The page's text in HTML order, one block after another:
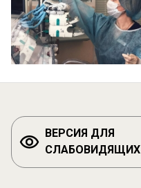
ВЕРСИЯ ДЛЯ
СЛАБОВИДЯЩИХ